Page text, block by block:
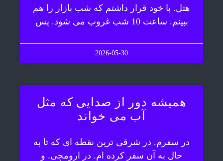
هتل. با خود قرار داشتم که شب بازار را هم
ببینم. ساعت 10 شب غروب می شود. پس
2026-05-30
همیشه دور از صدایی که مثل
آب می خواند
در سفرم. در شرقی ترین نقطه ای که تا به
حال به آن سفر کرده ام. در ارومچی. و